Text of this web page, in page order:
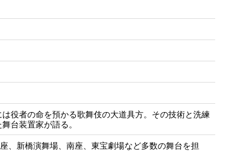
役者の命を預かる歌舞伎の大道具方。その技術と洗練
台装置家が語る。
、新橋演舞場、南座、東宝劇場など多数の舞台を担